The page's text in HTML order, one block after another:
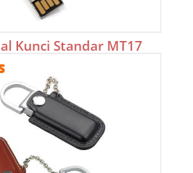
Kunci Standar MT17